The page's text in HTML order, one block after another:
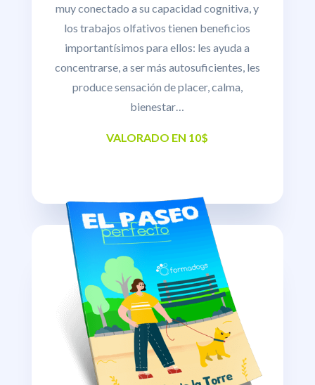
muy conectado a su capacidad cognitiva, y
los trabajos olfativos tienen beneficios
importantísimos para ellos: les ayuda a
concentrarse, a ser más autosuficientes, les
produce sensación de placer, calma,
bienestar…
VALORADO EN 10$